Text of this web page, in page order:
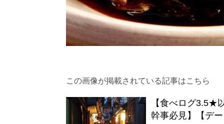
この画像が掲載されている記事はこちら
【食べログ3.5★
幹事必見】【デ